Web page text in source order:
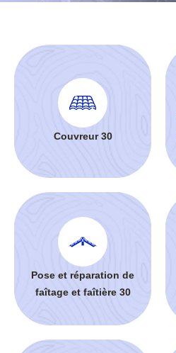
Couvreur 30
Pose et réparation de
faîtage et faîtière 30